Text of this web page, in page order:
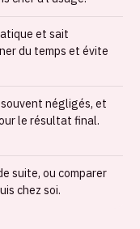
et sait
du temps et évite
négligés, et
le résultat final.
suite, ou comparer
chez soi.